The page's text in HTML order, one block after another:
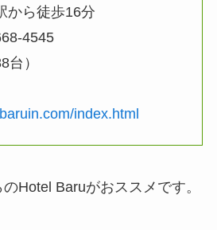
から徒歩16分
4545
台）
index.html
Hotel Baruがおススメです。